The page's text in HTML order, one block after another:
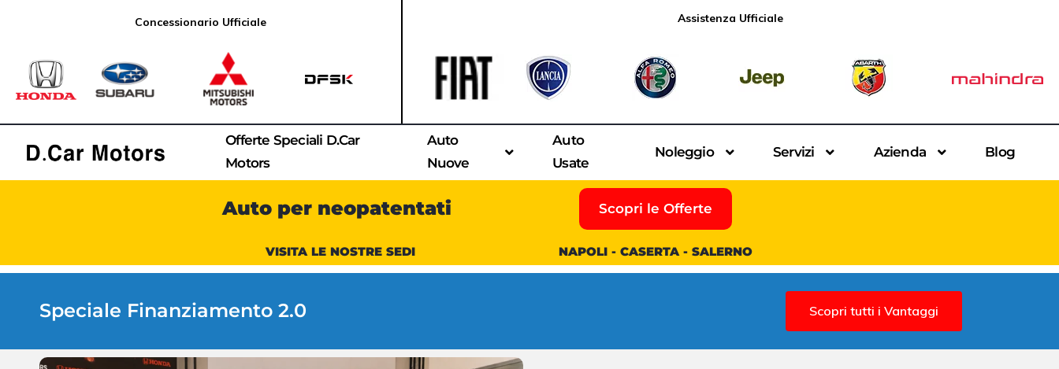
Concessionario Ufficiale Assistenza Ufficiale
Offerte Speciali D.Car
Motors
Auto
Nuove
Auto
Usate
Noleggio Servizi Azienda Blog
Auto per neopatentati Scopri le Offerte
VISITA LE NOSTRE SEDI NAPOLI - CASERTA - SALERNO
Speciale Finanziamento 2.0 Scopri tutti i Vantaggi